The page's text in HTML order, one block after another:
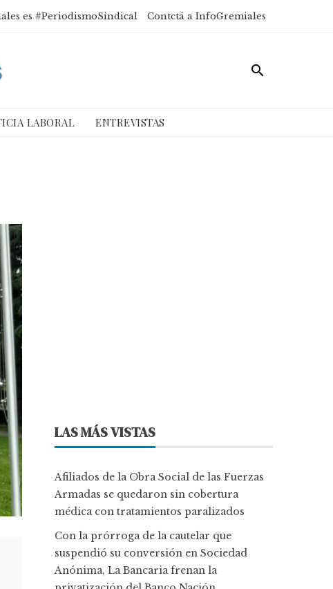
es #PeriodismoSindical Contctá a InfoGremiales
LABORAL ENTREVISTAS
LAS MÁS VISTAS
Afiliados de la Obra Social de las Fuerzas
Armadas se quedaron sin cobertura
médica con tratamientos paralizados
Con la prórroga de la cautelar que
suspendió su conversión en Sociedad
Anónima, La Bancaria frenan la